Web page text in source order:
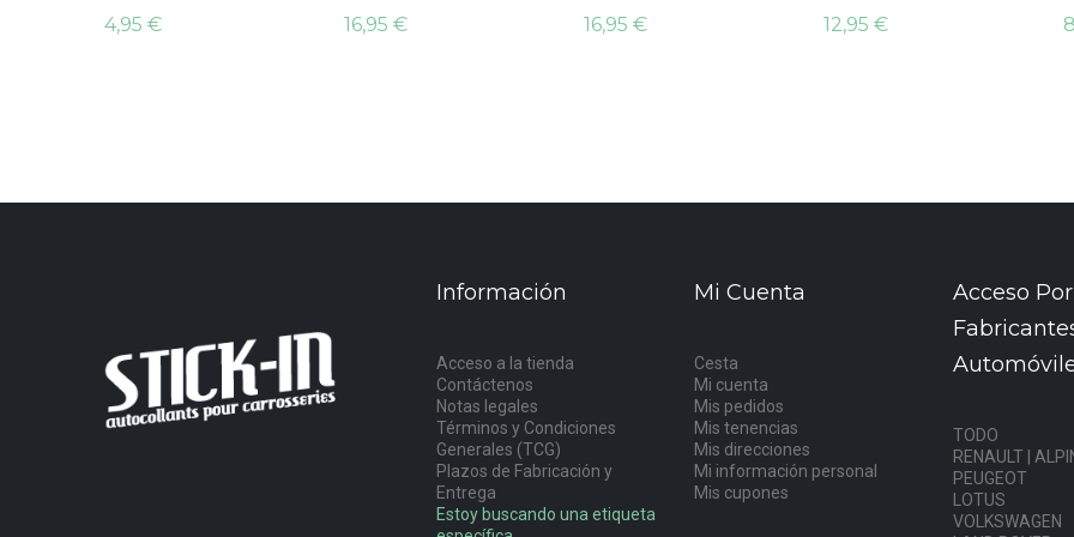
4,95 €
16,95 €
16,95 €
12,95 €
Información
Acceso a la tienda
Contáctenos
Notas legales
Términos y Condiciones
Generales (TCG)
Plazos de Fabricación y
Entrega
Estoy buscando una etiqueta
Mi Cuenta
Cesta
Mi cuenta
Mis pedidos
Mis tenencias
Mis direcciones
Mi información personal
Mis cupones
Acceso Por
TODO
RENAULT |
PEUGEOT
LOTUS
VOLKSWAGEN